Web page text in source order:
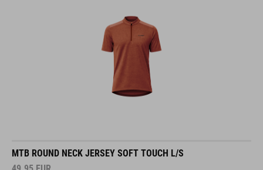
MTB ROUND NECK JERSEY SOFT TOUCH L/S